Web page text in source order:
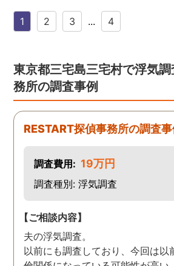
得できたので試しにたのん
法的証拠を集める内容でし
たが成果はだしてくれまし
たね。 終始気持ちの良い取
引ができる探偵社さんでし
た。
1 2 3 ... 4
東京都三宅島三宅村で浮気
務所の調査事例
RESTART探偵事務所の調査事
調査費用: 19万円
調査種別: 浮気調査
【ご相談内容】
夫の浮気調査。
以前にも調査しており、今回は以